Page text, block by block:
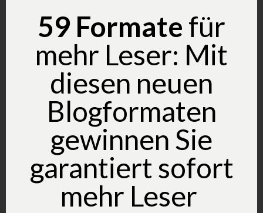
Wie schreibe ich einen Artikel, der gerne
geteilt wird?
Kreative Texte schreiben – so klappt es
auf Anhieb?
59 ​​Formate für
mehr Leser: Mit
diesen neuen
Blogformaten
gewinnen Sie
garantiert sofort
mehr Leser​